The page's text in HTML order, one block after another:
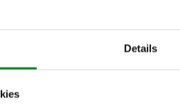
Details
(210.248)